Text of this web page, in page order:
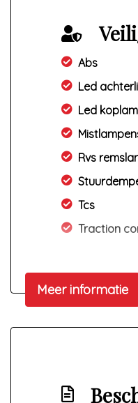
Abs
Led
Led
Rvs
Tcs
Traction
Meer informatie